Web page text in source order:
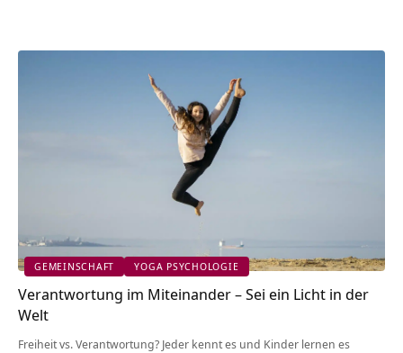
GEMEINSCHAFT YOGA PSYCHOLOGIE
Verantwortung im Miteinander – Sei ein Licht in der
Welt
Freiheit vs. Verantwortung? Jeder kennt es und Kinder lernen es